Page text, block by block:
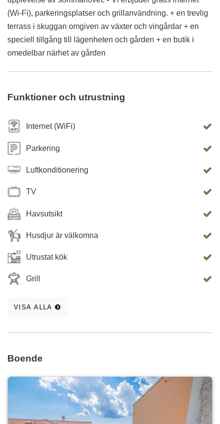
(Wi-Fi), parkeringsplatser och grillanvändning. + en trevlig
terrass i skuggan omgiven av växter och vingårdar + en
speciell tillgång till lägenheten och gården + en butik i
omedelbar närhet av gården
Funktioner och utrustning
Internet (WiFi)
Parkering
Luftkonditionering
TV
Havsutsikt
Husdjur är välkomna
Utrustat kök
Grill
VISA ALLA
Boende